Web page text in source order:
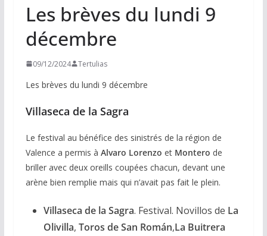
Les brèves du lundi 9
décembre
09/12/2024 Tertulias
Les brèves du lundi 9 décembre
Villaseca de la Sagra
Le festival au bénéfice des sinistrés de la région de
Valence a permis à Alvaro Lorenzo et Montero de
briller avec deux oreills coupées chacun, devant une
arène bien remplie mais qui n’avait pas fait le plein.
Villaseca de la Sagra. Festival. Novillos de La
Olivilla, Toros de San Román,La Buitrera